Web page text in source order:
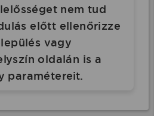
nem tud
előtt ellenőrizze
vagy
oldalán is a
paramétereit.